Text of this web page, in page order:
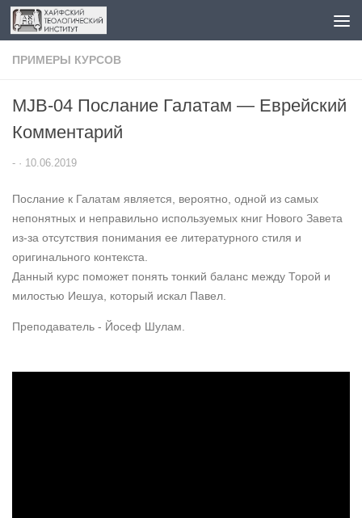
Перейти к содержимому
ПРИМЕРЫ КУРСОВ
MJB-04 Послание Галатам — Еврейский
Комментарий
- · 10.06.2019
Послание к Галатам является, вероятно, одной из самых
непонятных и неправильно используемых книг Нового Завета
из-за отсутствия понимания ее литературного стиля и
оригинального контекста.
Данный курс поможет понять тонкий баланс между Торой и
милостью Иешуа, который искал Павел.
Преподаватель - Йосеф Шулам.